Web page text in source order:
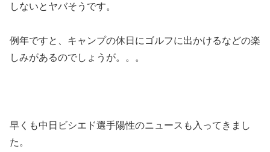
しないとヤバそうです。
例年ですと、キャンプの休日にゴルフに出かけるなどの楽
しみがあるのでしょうが。。。
早くも中日ビシエド選手陽性のニュースも入ってきまし
た。